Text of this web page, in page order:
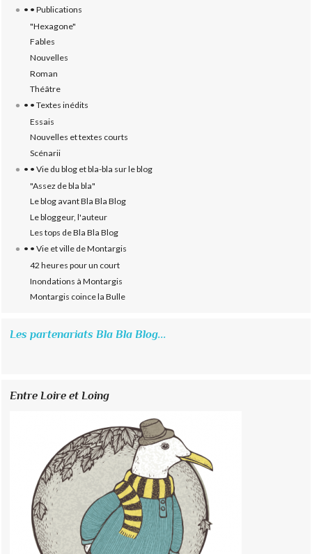
• • Publications
"Hexagone"
Fables
Nouvelles
Roman
Théâtre
• • Textes inédits
Essais
Nouvelles et textes courts
Scénarii
• • Vie du blog et bla-bla sur le blog
"Assez de bla bla"
Le blog avant Bla Bla Blog
Le bloggeur, l'auteur
Les tops de Bla Bla Blog
• • Vie et ville de Montargis
42 heures pour un court
Inondations à Montargis
Montargis coince la Bulle
Les partenariats Bla Bla Blog...
Entre Loire et Loing